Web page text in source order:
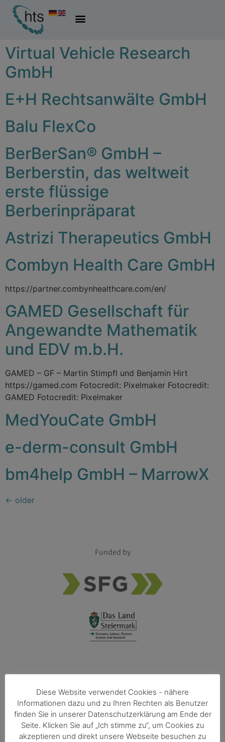
Virtual Vehicle Research
GmbH
E+H Rechtsanwälte GmbH
Balu FlexCo
BerBerSan® GmbH –
Berberstin, das weltweit
erste flüssige
Berberinpräparat
Astrizi Therapeutics GmbH
Combyn Health Care GmbH
https://partner.combynhealthcare.com/en/
GAMED Gesellschaft für
Angewandte Mathematik
und EDV m.b.H.
GAMED – GF – Martin Stimpfl und Benjamin Hirt
https://gamed.com Fotocredit: Pixelmaker Fotocredit:
GAMED Fotocredit: Pixelmaker
MedYouCate GmbH
e-derm-consult GmbH
bm4help GmbH – MarrowX
← older
Funded by
Member of
Diese Website verwendet Cookies - nähere
Informationen dazu und zu Ihren Rechten als Benutzer
finden Sie in unserer Datenschutzerklärung am Ende der
Seite. Klicken Sie auf „Ich stimme zu“, um Cookies zu
akzeptieren und direkt unsere Webseite besuchen zu